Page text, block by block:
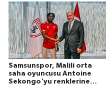
Samsunspor, Malili orta
saha oyuncusu Antoine
Sekongo'yu renklerine